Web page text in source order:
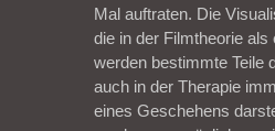
Mal auftraten. Die
die in der Filmtheorie
werden bestimmte Teile
auch in der Therapie
eines Geschehens